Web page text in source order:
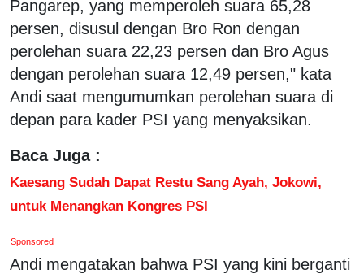
Pangarep, yang memperoleh suara 65,28
persen, disusul dengan Bro Ron dengan
perolehan suara 22,23 persen dan Bro Agus
dengan perolehan suara 12,49 persen," kata
Andi saat mengumumkan perolehan suara di
depan para kader PSI yang menyaksikan.
Baca Juga :
Kaesang Sudah Dapat Restu Sang Ayah, Jokowi,
untuk Menangkan Kongres PSI
Sponsored
Andi mengatakan bahwa PSI yang kini berganti